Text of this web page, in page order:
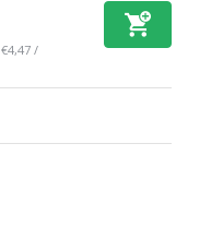
€4,47/